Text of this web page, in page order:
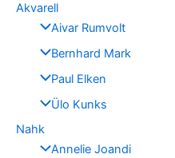
Akvarell
Aivar Rumvolt
Bernhard Mark
Paul Elken
Ülo Kunks
Nahk
Annelie Joandi